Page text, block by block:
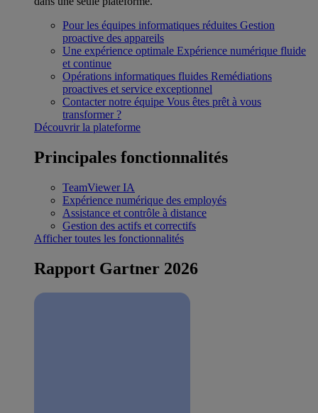
Pour les équipes informatiques réduites Gestion
proactive des appareils
Une expérience optimale Expérience numérique fluide
et continue
Opérations informatiques fluides Remédiations
proactives et service exceptionnel
Contacter notre équipe Vous êtes prêt à vous
transformer ?
Découvrir la plateforme
Principales fonctionnalités
TeamViewer IA
Expérience numérique des employés
Assistance et contrôle à distance
Gestion des actifs et correctifs
Afficher toutes les fonctionnalités
Rapport Gartner 2026